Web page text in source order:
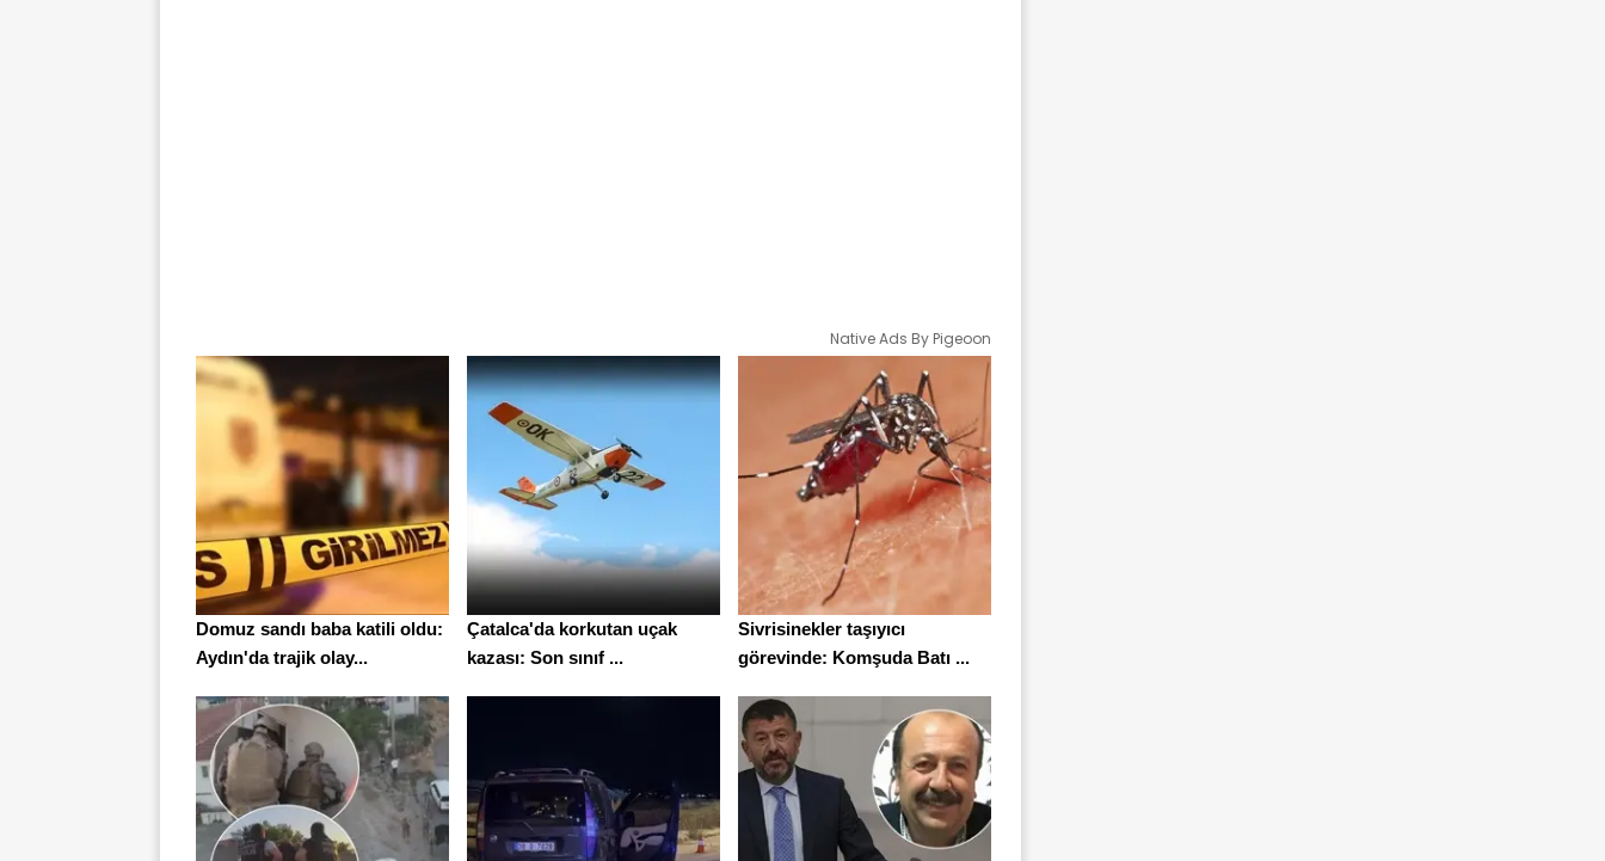
Native Ads By Pigeoon
Domuz sandı baba katili oldu:
Aydın'da trajik olay...
Çatalca'da korkutan uçak
kazası: Son sınıf ...
Sivrisinekler taşıyıcı
görevinde: Komşuda Batı ...